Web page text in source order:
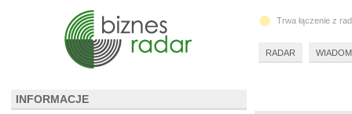
INFORMACJE
Trwa łączenie z
RADAR